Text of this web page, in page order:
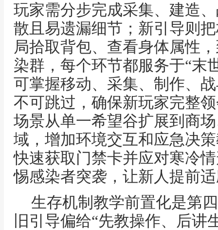
玩家需分步完成采集、建造
散且易遗漏细节；新引导则
局拾取背包、查看身体属性
染群，每个环节都服务于“末
可掌握移动、采集、制作、
不可跳过，确保新玩家完整
场景从单一希望谷扩展到商
域，增加环境交互和应急决
快速获取门禁卡并应对寒冷
惕感染者突袭，让新人提前
生存机制教学前置化是第
旧引导偏给“先教操作、后讲